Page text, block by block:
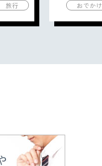
旅行 おでか